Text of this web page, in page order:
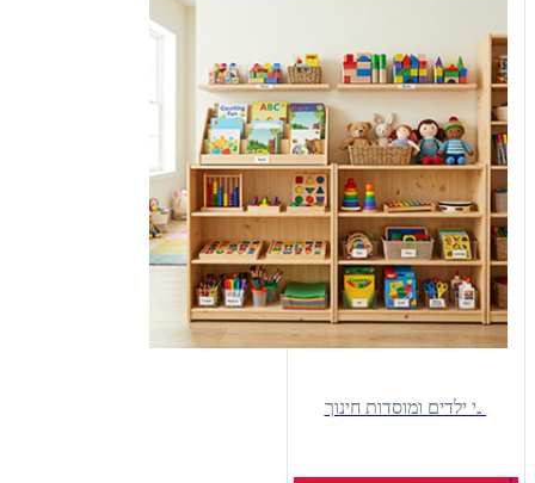
גני ילדים ומוסדות חינוך